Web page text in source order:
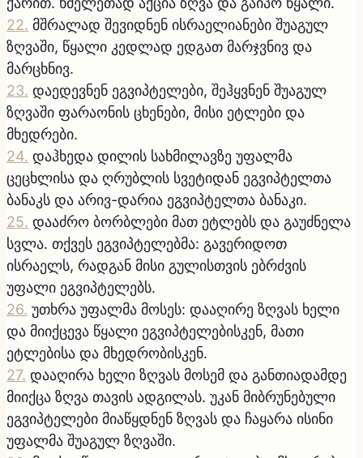
22. მშრალად შევიდნენ ისრაელიანები შუაგულ
ზღვაში, წყალი კედლად ედგათ მარჯვნივ და
მარცხნივ.
23. დაედევნენ ეგვიპტელები, შეჰყვნენ შუაგულ
ზღვაში ფარაონის ცხენები, მისი ეტლები და
მხედრები.
24. დაჰხედა დილის სახმილავზე უფალმა
ცეცხლისა და ღრუბლის სვეტიდან ეგვიპტელთა
ბანაკს და არივ-დარია ეგვიპტელთა ბანაკი.
25. დააძრო ბორბლები მათ ეტლებს და გაუძნელა
სვლა. თქვეს ეგვიპტელებმა: გავერიდოთ
ისრაელს, რადგან მისი გულისთვის ებრძვის
უფალი ეგვიპტელებს.
26. უთხრა უფალმა მოსეს: დააღირე ზღვას ხელი
და მიიქცევა წყალი ეგვიპტელებისკენ, მათი
ეტლებისა და მხედრობისკენ.
27. დააღირა ხელი ზღვას მოსემ და განთიადამდე
მიიქცა ზღვა თავის ადგილას. უკან მიბრუნებული
ეგვიპტელები მიაწყდნენ ზღვას და ჩაყარა ისინი
უფალმა შუაგულ ზღვაში.